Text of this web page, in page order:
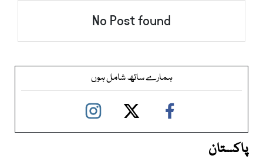
No Post found
ہمارے ساتھ شامل ہوں
پاکستان